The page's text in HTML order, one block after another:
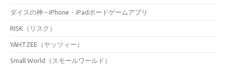
ダイスの神 – iPhone・iPadボードゲームアプリ
RISK（リスク）
YAHTZEE（ヤッツィー）
Small World（スモールワールド）